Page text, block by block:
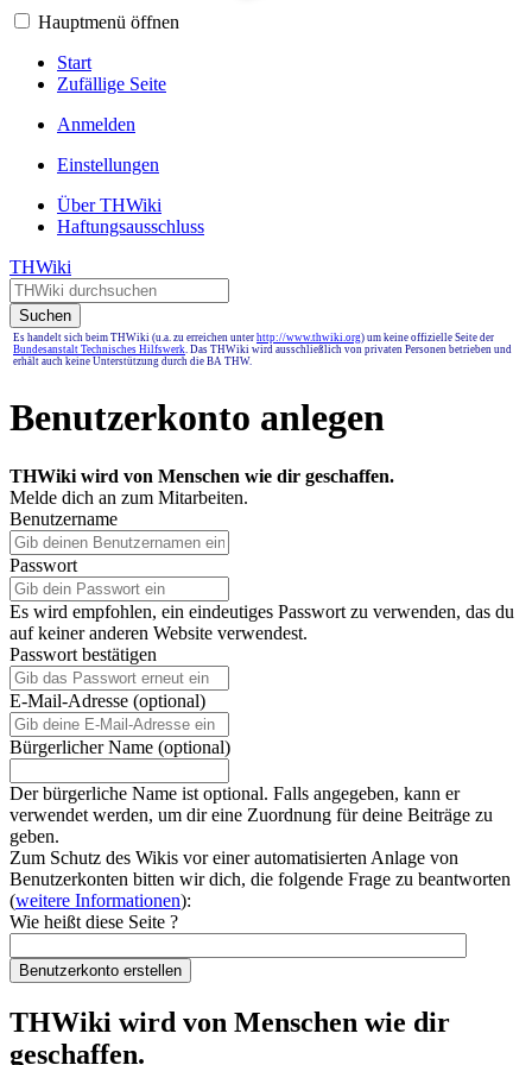
Hauptmenü öffnen
Start
Zufällige Seite
Anmelden
Einstellungen
Über THWiki
Haftungsausschluss
THWiki
Suchen
Es handelt sich beim THWiki (u.a. zu erreichen unter http://www.thwiki.org) um keine offizielle Seite der
Bundesanstalt Technisches Hilfswerk. Das THWiki wird ausschließlich von privaten Personen betrieben und
erhält auch keine Unterstützung durch die BA THW.
Benutzerkonto anlegen
THWiki wird von Menschen wie dir geschaffen.
Melde dich an zum Mitarbeiten.
Benutzername
Passwort
Es wird empfohlen, ein eindeutiges Passwort zu verwenden, das du
auf keiner anderen Website verwendest.
Passwort bestätigen
E-Mail-Adresse (optional)
Bürgerlicher Name (optional)
Der bürgerliche Name ist optional. Falls angegeben, kann er
verwendet werden, um dir eine Zuordnung für deine Beiträge zu
geben.
Zum Schutz des Wikis vor einer automatisierten Anlage von
Benutzerkonten bitten wir dich, die folgende Frage zu beantworten
(weitere Informationen):
Wie heißt diese Seite ?
Benutzerkonto erstellen
THWiki wird von Menschen wie dir
geschaffen.